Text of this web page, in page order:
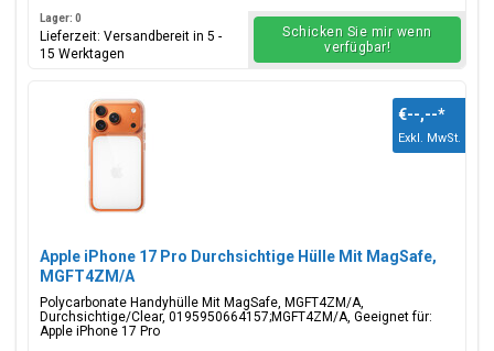
Lager: 0
Lieferzeit: Versandbereit in 5 -
15 Werktagen
Schicken Sie mir wenn
verfügbar!
Apple iPhone 17 Pro Durchsichtige Hülle Mit MagSafe,
MGFT4ZM/A
Polycarbonate Handyhülle Mit MagSafe, MGFT4ZM/A,
Durchsichtige/Clear, 0195950664157;MGFT4ZM/A, Geeignet für:
Apple iPhone 17 Pro
€--,--*
Exkl. MwSt.